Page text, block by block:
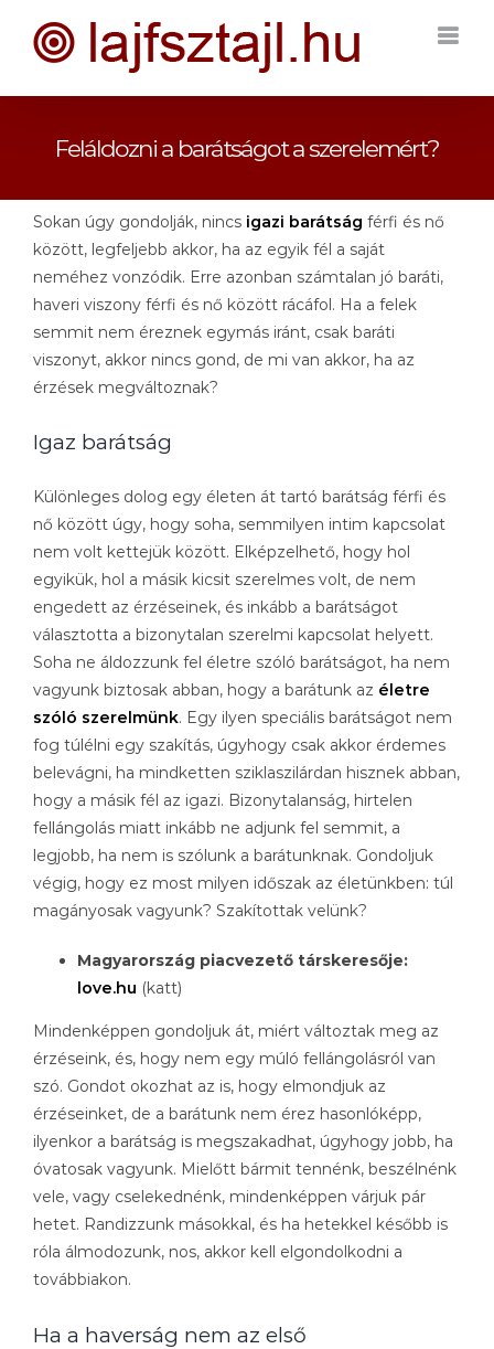
Feláldozni a barátságot a szerelemért?
Sokan úgy gondolják, nincs igazi barátság férfi és nő
között, legfeljebb akkor, ha az egyik fél a saját
neméhez vonzódik. Erre azonban számtalan jó baráti,
haveri viszony férfi és nő között rácáfol. Ha a felek
semmit nem éreznek egymás iránt, csak baráti
viszonyt, akkor nincs gond, de mi van akkor, ha az
érzések megváltoznak?
Igaz barátság
Különleges dolog egy életen át tartó barátság férfi és
nő között úgy, hogy soha, semmilyen intim kapcsolat
nem volt kettejük között. Elképzelhető, hogy hol
egyikük, hol a másik kicsit szerelmes volt, de nem
engedett az érzéseinek, és inkább a barátságot
választotta a bizonytalan szerelmi kapcsolat helyett.
Soha ne áldozzunk fel életre szóló barátságot, ha nem
vagyunk biztosak abban, hogy a barátunk az életre
szóló szerelmünk. Egy ilyen speciális barátságot nem
fog túlélni egy szakítás, úgyhogy csak akkor érdemes
belevágni, ha mindketten sziklaszilárdan hisznek abban,
hogy a másik fél az igazi. Bizonytalanság, hirtelen
fellángolás miatt inkább ne adjunk fel semmit, a
legjobb, ha nem is szólunk a barátunknak. Gondoljuk
végig, hogy ez most milyen időszak az életünkben: túl
magányosak vagyunk? Szakítottak velünk?
Magyarország piacvezető társkeresője:
love.hu (katt)
Mindenképpen gondoljuk át, miért változtak meg az
érzéseink, és, hogy nem egy múló fellángolásról van
szó. Gondot okozhat az is, hogy elmondjuk az
érzéseinket, de a barátunk nem érez hasonlóképp,
ilyenkor a barátság is megszakadhat, úgyhogy jobb, ha
óvatosak vagyunk. Mielőtt bármit tennénk, beszélnénk
vele, vagy cselekednénk, mindenképpen várjuk pár
hetet. Randizzunk másokkal, és ha hetekkel később is
róla álmodozunk, nos, akkor kell elgondolkodni a
továbbiakon.
Ha a haverság nem az első